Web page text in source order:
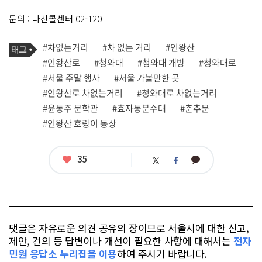
문의 : 다산콜센터 02-120
기
사
관
련
태
그
태
그
#차없는거리 #차 없는 거리
#인왕산
#인왕산로
#청와대 #청와대 개방
#청와대로
#서울 주말 행사
#서울 가볼만한 곳
#인왕산로 차없는거리
#청와대로 차없는거리
#윤동주 문학관
#효자동분수대
#춘추문
#인왕산 호랑이 동상
좋
35 트 페 카
댓글은 자유로운 의견 공유의 장이므로 서울시에 대한 신고,
제안, 건의 등 답변이나 개선이 필요한 사항에 대해서는 전자
민원 응답소 누리집을 이용하여 주시기 바랍니다.